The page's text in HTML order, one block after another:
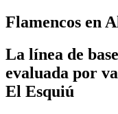
Flamencos en
La línea de
evaluada por
El Esquiú